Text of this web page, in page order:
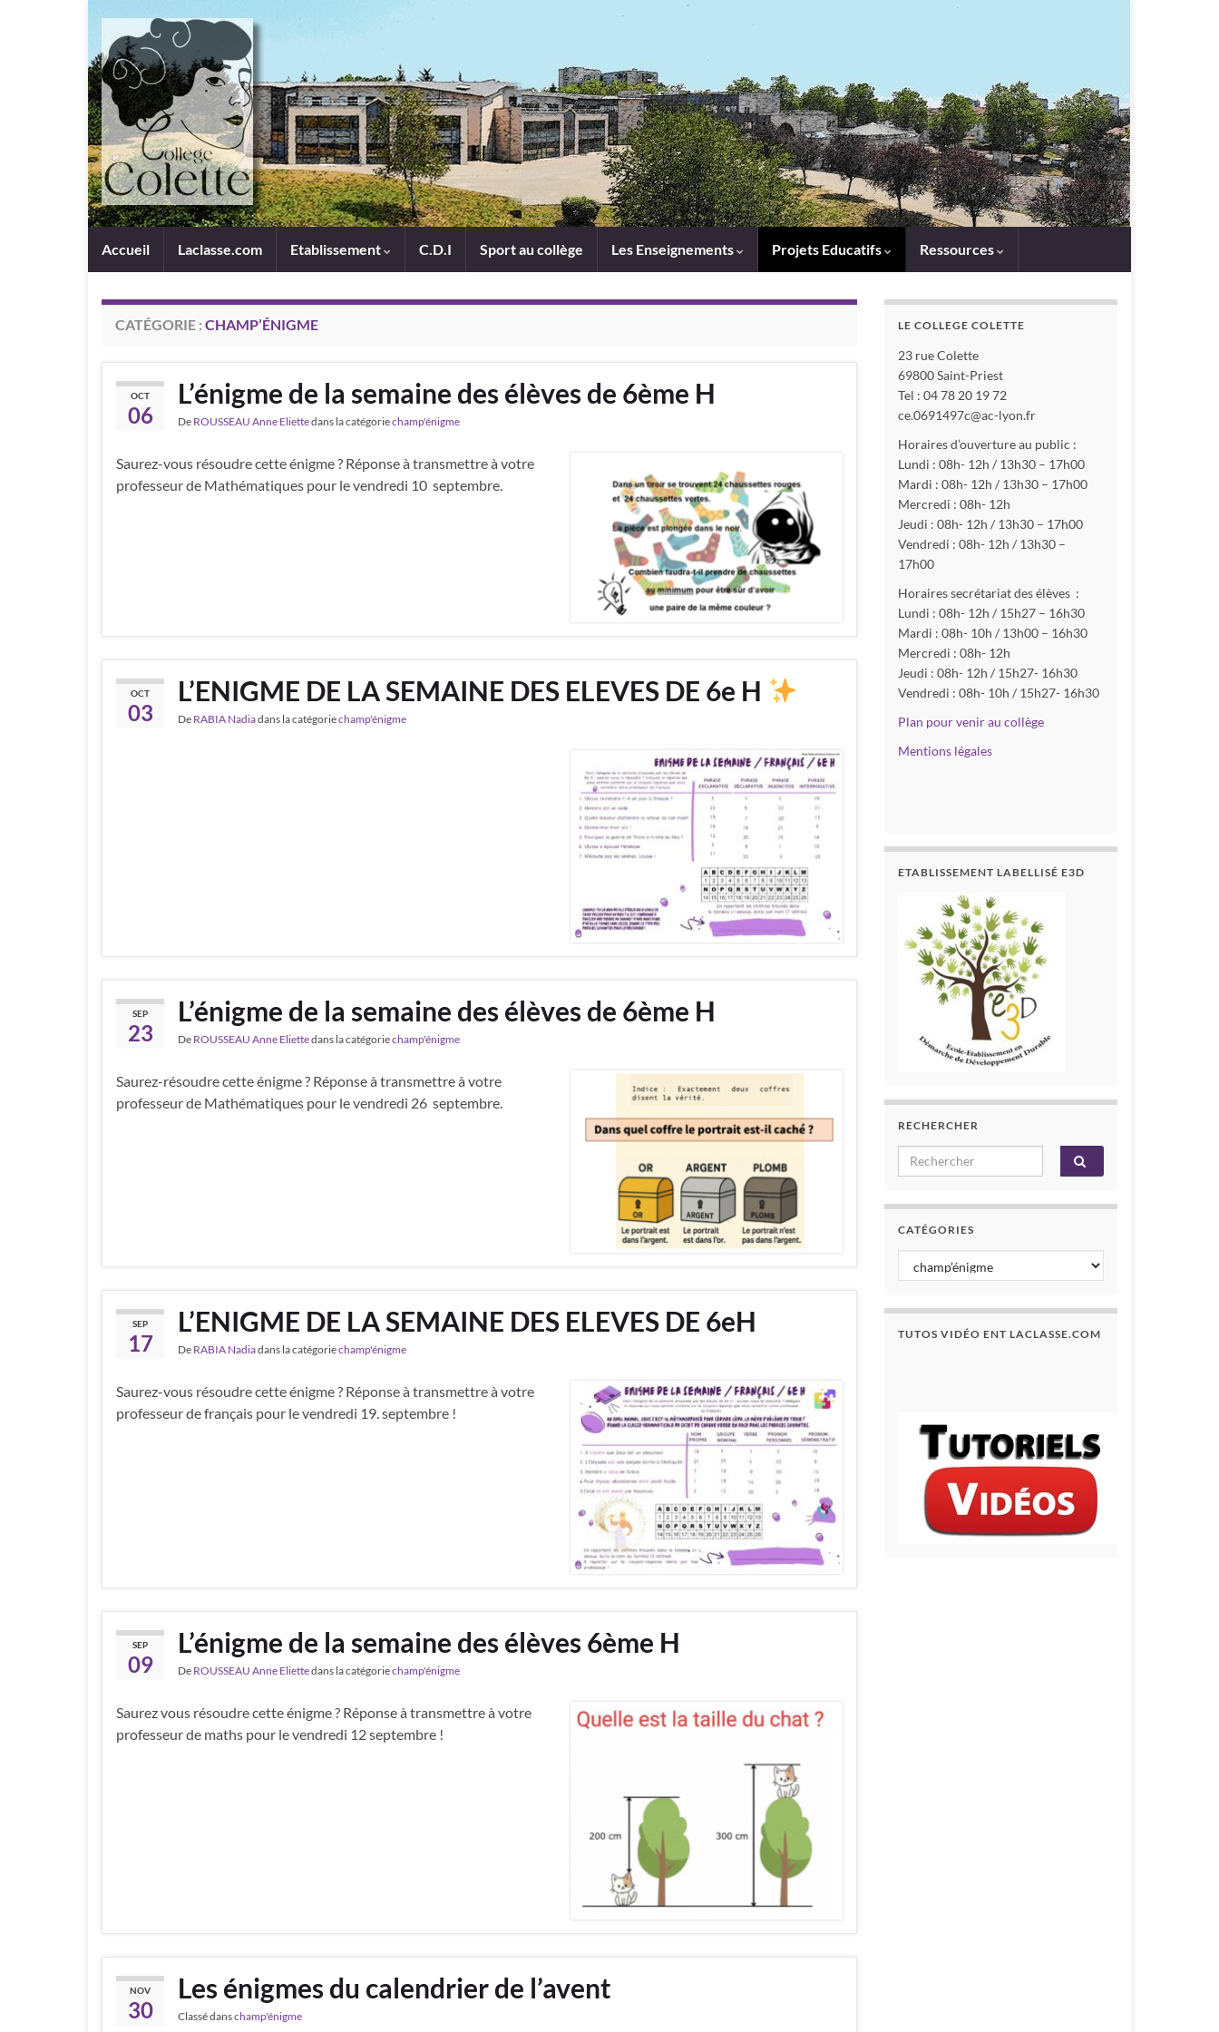
Accueil Laclasse.com Etablissement C.D.I Sport au collège Les Enseignements Projets Educatifs Ressources
CATÉGORIE : CHAMP’ÉNIGME
OCT
06
L’énigme de la semaine des élèves de 6ème H
De ROUSSEAU Anne Eliettedans la catégoriechamp'énigme
Saurez-vous résoudre cette énigme ? Réponse à transmettre à votre
professeur de Mathématiques pour le vendredi 10 septembre.
OCT
03
L’ENIGME DE LA SEMAINE DES ELEVES DE 6e H
De RABIA Nadiadans la catégoriechamp'énigme
SEP
23
L’énigme de la semaine des élèves de 6ème H
De ROUSSEAU Anne Eliettedans la catégoriechamp'énigme
Saurez-résoudre cette énigme ? Réponse à transmettre à votre
professeur de Mathématiques pour le vendredi 26 septembre.
SEP
17
L’ENIGME DE LA SEMAINE DES ELEVES DE 6eH
De RABIA Nadiadans la catégoriechamp'énigme
Saurez-vous résoudre cette énigme ? Réponse à transmettre à votre
professeur de français pour le vendredi 19. septembre !
SEP
09
L’énigme de la semaine des élèves 6ème H
De ROUSSEAU Anne Eliettedans la catégoriechamp'énigme
Saurez vous résoudre cette énigme ? Réponse à transmettre à votre
professeur de maths pour le vendredi 12 septembre !
NOV
30
Les énigmes du calendrier de l’avent
Classé danschamp'énigme
LE COLLEGE COLETTE
23 rue Colette
69800 Saint-Priest
Tel : 04 78 20 19 72
ce.0691497c@ac-lyon.fr
Horaires d’ouverture au public :
Lundi : 08h- 12h / 13h30 – 17h00
Mardi : 08h- 12h / 13h30 – 17h00
Mercredi : 08h- 12h
Jeudi : 08h- 12h / 13h30 – 17h00
Vendredi : 08h- 12h / 13h30 –
17h00
Horaires secrétariat des élèves :
Lundi : 08h- 12h / 15h27 – 16h30
Mardi : 08h- 10h / 13h00 – 16h30
Mercredi : 08h- 12h
Jeudi : 08h- 12h / 15h27- 16h30
Vendredi : 08h- 10h / 15h27- 16h30
Plan pour venir au collège
Mentions légales
ETABLISSEMENT LABELLISÉ E3D
RECHERCHER
Search for:
CATÉGORIES
Catégories
TUTOS VIDÉO ENT LACLASSE.COM